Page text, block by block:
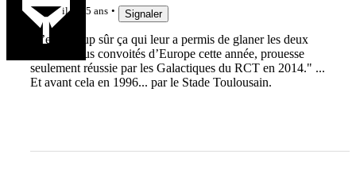
il y a 5 ans Signaler
"c’est à coup sûr ça qui leur a permis de glaner les deux
titres les plus convoités d’Europe cette année, prouesse
seulement réussie par les Galactiques du RCT en 2014." ...
Et avant cela en 1996... par le Stade Toulousain.